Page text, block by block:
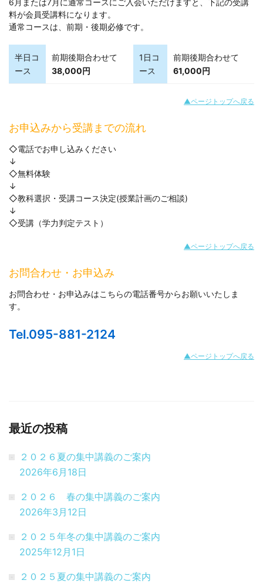
6月または7月に通常コースにご入会いただけますと、下記の受講
料が会員受講料になります。
通常コースは、前期・後期必修です。
半日コ
ース
前期後期合わせて
38,000円
1日コ
ース
前期後期合わせて
61,000円
▲ページトップへ戻る
お申込みから受講までの流れ
◇電話でお申し込みください
↓
◇無料体験
↓
◇教科選択・受講コース決定(授業計画のご相談)
↓
◇受講（学力判定テスト）
▲ページトップへ戻る
お問合わせ・お申込み
お問合わせ・お申込みはこちらの電話番号からお願いいたしま
す。
Tel.095-881-2124
▲ページトップへ戻る
最近の投稿
２０２６夏の集中講義のご案内
2026年6月18日
２０２６ 春の集中講義のご案内
2026年3月12日
２０２５年冬の集中講義のご案内
2025年12月1日
２０２５夏の集中講義のご案内